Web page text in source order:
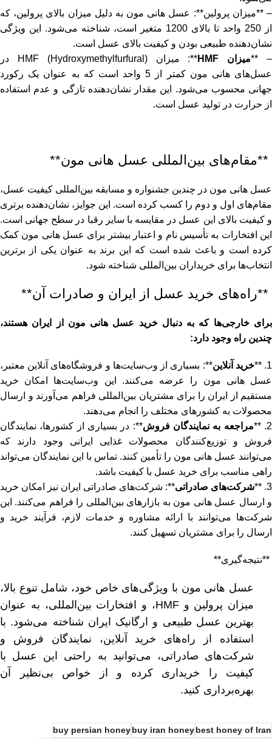
– **میزان پرولین**: عسل هانی مون به دلیل میزان بالای پرولین، که
از 250 واحد تا بالای 1200 متغیر است، شناخته می‌شود. این ویژگی
نشان‌دهنده طبیعی بودن و کیفیت بالای عسل است.
– **میزان HMF
**: میزان HMF (Hydroxymethylfurfural) در
عسل‌های هانی مون کمتر از 5 واحد است که به عنوان یک رکورد
جهانی محسوب می‌شود. این مقدار نشان‌دهنده تازگی و عدم استفاده
از حرارت در تولید عسل است.
**مقام‌های بین‌المللی عسل هانی مون**
عسل هانی مون در چندین جشنواره و مسابقه بین‌المللی کیفیت عسل،
مقام‌های اول و دوم را کسب کرده است. این جوایز، نشان‌دهنده برتری
و کیفیت بالای این عسل در مقایسه با سایر رقبا در سطح جهانی است.
این افتخارات به تأسیس نام و اعتبار بیشتر برای عسل هانی مون کمک
کرده است و باعث شده است که این برند به عنوان یکی از برترین
انتخاب‌ها برای خریداران بین‌المللی شناخته شود.
**راه‌های خرید عسل از ایران و صادرات آن**
برای خارجی‌ها که به دنبال خرید عسل هانی مون از ایران هستند،
چندین راه وجود دارد:
1. ** خرید آنلاین**: بسیاری از وب‌سایت‌ها و فروشگاه‌های آنلاین معتبر،
عسل هانی مون را عرضه می‌کنند. این وب‌سایت‌ها امکان خرید
مستقیم از ایران را برای مشتریان بین‌المللی فراهم می‌آورند و ارسال
محصولات به کشورهای مختلف را انجام می‌دهند.
2. **
مراجعه به نمایندگان فروش**: در بسیاری از کشورها، نمایندگان
فروش و توزیع‌کنندگان محصولات غذایی ایرانی وجود دارند که
می‌توانند عسل هانی مون را تأمین کنند. تماس با این نمایندگان می‌تواند
راهی مناسب برای خرید عسل با کیفیت باشد.
3. **
شرکت‌های صادراتی**: شرکت‌های صادراتی ایران نیز امکان خرید
و ارسال عسل هانی مون به بازارهای بین‌المللی را فراهم می‌کنند. این
شرکت‌ها می‌توانند با ارائه مشاوره و خدمات لازم، فرآیند خرید و
ارسال را برای مشتریان تسهیل کنند.
**نتیجه‌گیری**
عسل هانی مون با ویژگی‌های خاص خود، شامل تنوع بالا،
میزان پرولین و HMF، و افتخارات بین‌المللی، به عنوان
بهترین عسل طبیعی و ارگانیک ایران شناخته می‌شود. با
استفاده از راه‌های خرید آنلاین، نمایندگان فروش و
شرکت‌های صادراتی، می‌توانید به راحتی این عسل با
کیفیت را خریداری کرده و از خواص بی‌نظیر آن
بهره‌برداری کنید.
best honey of Iran
buy iran honey
buy persian honey